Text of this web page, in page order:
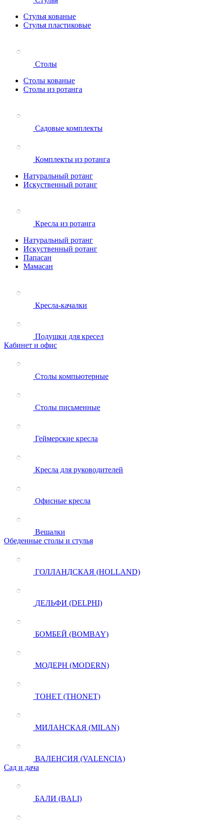
Стулья кованые
Стулья пластиковые
Столы
Столы кованые
Столы из ротанга
Садовые комплекты
Комплекты из ротанга
Натуральный ротанг
Искуственный ротанг
Кресла из ротанга
Натуральный ротанг
Искуственный ротанг
Папасан
Мамасан
Кресла-качалки
Подушки для кресел
Кабинет и офис
Столы компьютерные
Столы письменные
Геймерские кресла
Кресла для руководителей
Офисные кресла
Вешалки
Обеденные столы и стулья
ГОЛЛАНДСКАЯ (HOLLAND)
ДЕЛЬФИ (DELPHI)
БОМБЕЙ (BOMBAY)
МОДЕРН (MODERN)
ТОНЕТ (THONET)
МИЛАНСКАЯ (MILAN)
ВАЛЕНСИЯ (VALENCIA)
Сад и дача
БАЛИ (BALI)